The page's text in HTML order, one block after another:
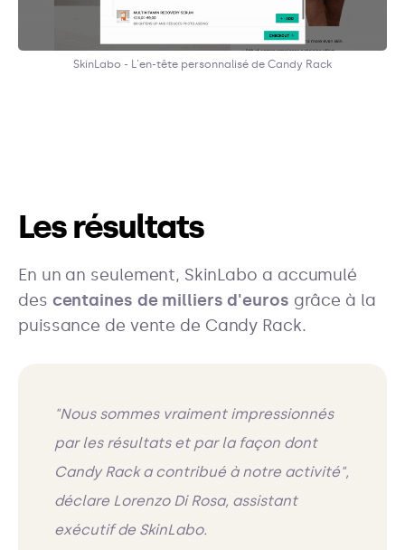
SkinLabo - L'en-tête personnalisé de Candy Rack
Les résultats
En un an seulement, SkinLabo a accumulé
des centaines de milliers d'euros grâce à la
puissance de vente de Candy Rack.
"Nous sommes vraiment impressionnés
par les résultats et par la façon dont
Candy Rack a contribué à notre activité",
déclare Lorenzo Di Rosa, assistant
exécutif de SkinLabo.